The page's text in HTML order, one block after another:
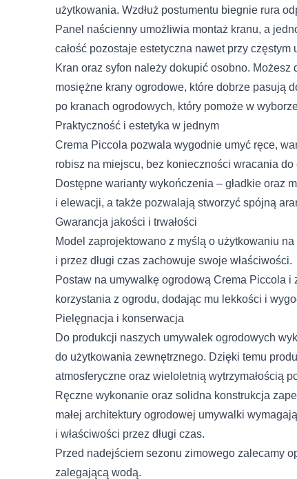
użytkowania. Wzdłuż postumentu biegnie rura
Panel naścienny umożliwia montaż kranu, a
całość pozostaje estetyczna nawet przy częstym
Kran oraz syfon należy dokupić osobno.
mosiężne krany ogrodowe, które dobrze pasują
po kranach ogrodowych, który pomoże w
Praktyczność i estetyka w jednym
Crema Piccola pozwala wygodnie umyć ręce,
robisz na miejscu, bez konieczności wracania do
Dostępne warianty wykończenia – gładkie oraz
i elewacji, a także pozwalają stworzyć spójną
Gwarancja jakości i trwałości
Model zaprojektowano z myślą o użytkowaniu
i przez długi czas zachowuje swoje właściwości.
Postaw na umywalkę ogrodową Crema Piccola
korzystania z ogrodu, dodając mu lekkości i
Pielęgnacja i konserwacja
Do produkcji naszych umywalek ogrodowych
do użytkowania zewnętrznego. Dzięki temu
atmosferyczne oraz wieloletnią wytrzymałością
Ręczne wykonanie oraz solidna konstrukcja
małej architektury ogrodowej umywalki
i właściwości przez długi czas.
Przed nadejściem sezonu zimowego zalecamy
zalegającą wodą.
Imię i nazwisko
E-mail
Wykorzystujemy pliki
naszej witrynie.
analitycznym. Partnerzy
Niezbędne
Niezbędne pliki cookie
sposób bez nich. Te pliki
Preferencje
Pliki cookie dotyczące